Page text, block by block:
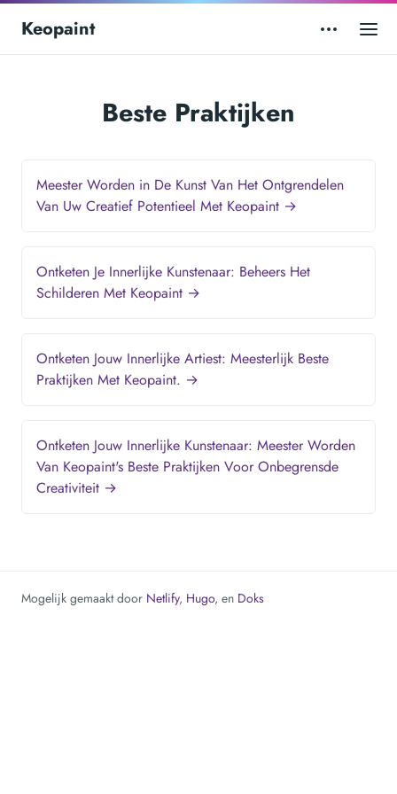
Keopaint
Beste Praktijken
Meester Worden in De Kunst Van Het Ontgrendelen
Van Uw Creatief Potentieel Met Keopaint →
Ontketen Je Innerlijke Kunstenaar: Beheers Het
Schilderen Met Keopaint →
Ontketen Jouw Innerlijke Artiest: Meesterlijk Beste
Praktijken Met Keopaint. →
Ontketen Jouw Innerlijke Kunstenaar: Meester Worden
Van Keopaint's Beste Praktijken Voor Onbegrensde
Creativiteit →
Mogelijk gemaakt door Netlify, Hugo, en Doks